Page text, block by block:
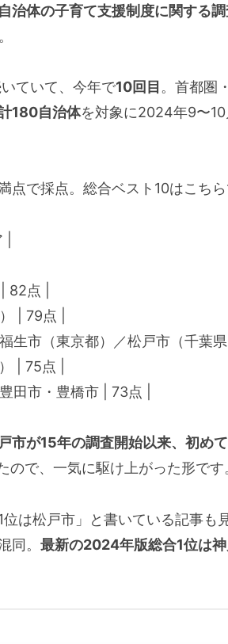
自治体の子育て支援制度に関する調
ていて、今年で10回目 。首都圏
180自治体を対象に2024年9〜10
点で採点。総合ベスト10はこちら
82点 |
| 79点 |
生市（東京都）／松戸市（千葉県
| 75点 |
田市・豊橋市 | 73点 |
市が15年の調査開始以来、初め
で、一気に駆け上がった形です
は松戸市」と書いている記事も
同。 最新の2024年版総合1位は